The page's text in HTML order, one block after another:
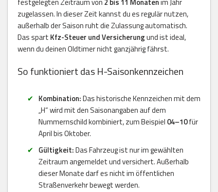
zugelassen. In dieser Zeit kannst du es regulär nutzen,
außerhalb der Saison ruht die Zulassung automatisch.
Das spart Kfz-Steuer und Versicherungund ist ideal,
wenn du deinen Oldtimer nicht ganzjährig fährst.
So funktioniert das H-Saisonkennzeichen
Kombination:Das historische Kennzeichen mit dem
„H“ wird mit den Saisonangaben auf dem
Nummernschild kombiniert, zum Beispiel 04–10für
April bis Oktober.
Gültigkeit:Das Fahrzeug ist nur im gewählten
Zeitraum angemeldet und versichert. Außerhalb
dieser Monate darf es nicht im öffentlichen
Straßenverkehr bewegt werden.